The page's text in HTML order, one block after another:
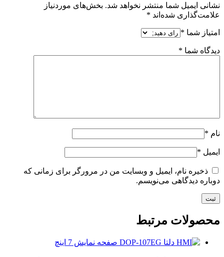
نشانی ایمیل شما منتشر نخواهد شد. بخش‌های موردنیاز
علامت‌گذاری شده‌اند *
امتیاز شما *
دیدگاه شما *
نام *
ایمیل *
ذخیره نام، ایمیل و وبسایت من در مرورگر برای زمانی که
دوباره دیدگاهی می‌نویسم.
محصولات مرتبط